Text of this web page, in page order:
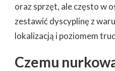
oraz sprzęt, ale często w
zestawić dyscyplinę z
lokalizacją i poziomem
Czemu